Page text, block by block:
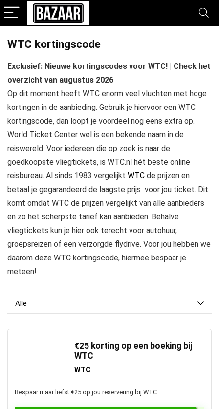
WTC kortingscode
Exclusief: Nieuwe kortingscodes voor WTC! | Check het
overzicht van augustus 2026
Op dit moment heeft WTC enorm veel vluchten met hoge
kortingen in de aanbieding. Gebruik je hiervoor een WTC
kortingscode, dan loopt je voordeel nog eens extra op.
World Ticket Center wel is een bekende naam in de
reiswereld. Voor iedereen die op zoek is naar de
goedkoopste vliegtickets, is WTC.nl hét beste online
reisbureau. Al sinds 1983 vergelijkt WTC de prijzen en
betaal je gegarandeerd de laagste prijs voor jou ticket. Dit
komt omdat WTC de prijzen vergelijkt van alle aanbieders
en zo het scherpste tarief kan aanbieden. Behalve
vliegtickets kun je hier ook terecht voor autohuur,
groepsreizen of een verzorgde flydrive. Voor jou hebben we
daarom deze WTC kortingscode, hiermee bespaar je
meteen!
Alle
€25 korting op een boeking bij
WTC
WTC
Bespaar maar liefst €25 op jou reservering bij WTC